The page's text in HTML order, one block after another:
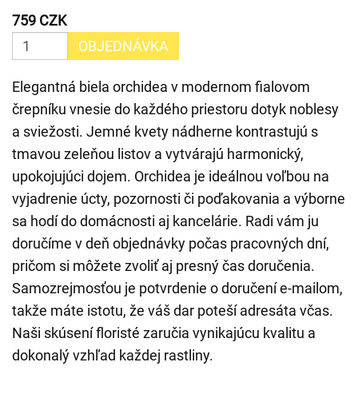
759 CZK
OBJEDNÁVKA
Elegantná biela orchidea v modernom fialovom
črepníku vnesie do každého priestoru dotyk noblesy
a sviežosti. Jemné kvety nádherne kontrastujú s
tmavou zeleňou listov a vytvárajú harmonický,
upokojujúci dojem. Orchidea je ideálnou voľbou na
vyjadrenie úcty, pozornosti či poďakovania a výborne
sa hodí do domácnosti aj kancelárie. Radi vám ju
doručíme v deň objednávky počas pracovných dní,
pričom si môžete zvoliť aj presný čas doručenia.
Samozrejmosťou je potvrdenie o doručení e-mailom,
takže máte istotu, že váš dar poteší adresáta včas.
Naši skúsení floristé zaručia vynikajúcu kvalitu a
dokonalý vzhľad každej rastliny.